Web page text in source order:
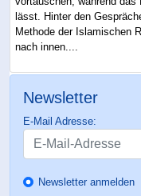
lässt. Hinter den
Methode der Islamischen
nach innen....
Newsletter
E-Mail Adresse:
Newsletter anmelden